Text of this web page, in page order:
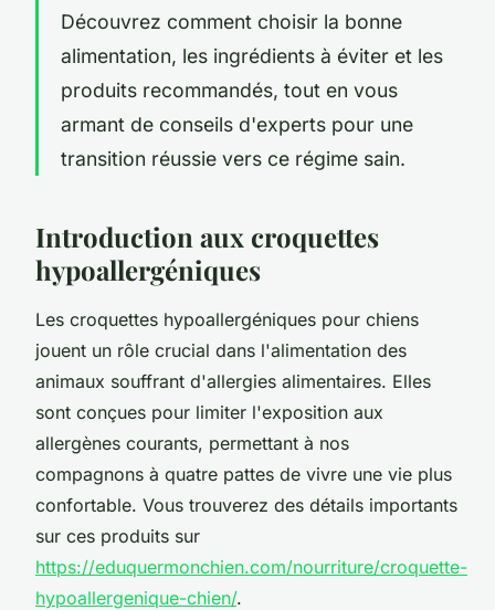
Découvrez comment choisir la bonne
alimentation, les ingrédients à éviter et les
produits recommandés, tout en vous
armant de conseils d'experts pour une
transition réussie vers ce régime sain.
Introduction aux croquettes
hypoallergéniques
Les croquettes hypoallergéniques pour chiens
jouent un rôle crucial dans l'alimentation des
animaux souffrant d'allergies alimentaires. Elles
sont conçues pour limiter l'exposition aux
allergènes courants, permettant à nos
compagnons à quatre pattes de vivre une vie plus
confortable. Vous trouverez des détails importants
sur ces produits sur
https://eduquermonchien.com/nourriture/croquette-
hypoallergenique-chien/.